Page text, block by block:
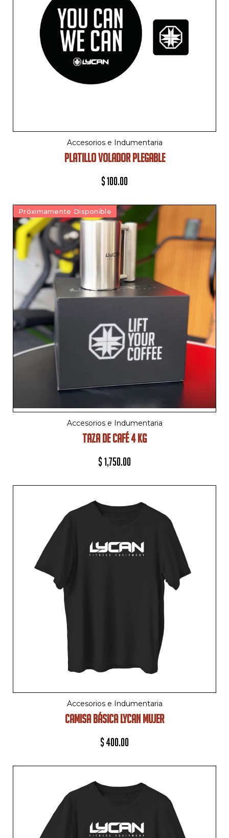
Accesorios e Indumentaria
PLATILLO VOLADOR PLEGABLE
$100.00
Próximamente Disponible
Accesorios e Indumentaria
TAZA DE CAFÉ 4 KG
$1,750.00
Accesorios e Indumentaria
CAMISA BÁSICA LYCAN MUJER
$400.00